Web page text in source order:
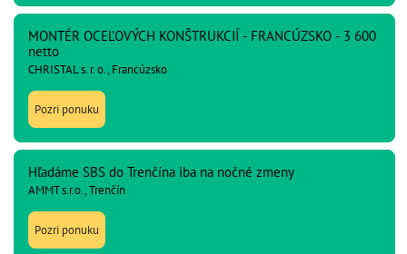
MONTÉR OCEĽOVÝCH KONŠTRUKCIÍ - FRANCÚZSKO - 3 600
netto
CHRISTAL s. r. o., Francúzsko
Pozri ponuku
Hľadáme SBS do Trenčína iba na nočné zmeny
AMMT s.r.o., Trenčín
Pozri ponuku